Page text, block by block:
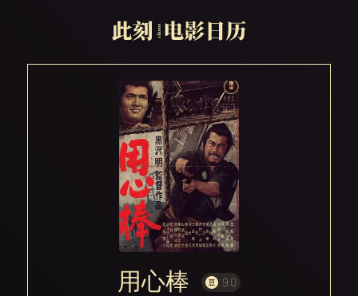
用心棒 9.0